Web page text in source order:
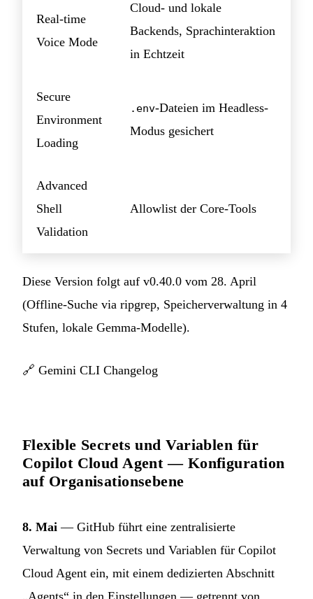
Real-time
Voice Mode
Cloud- und lokale
Backends, Sprachinteraktion
in Echtzeit
Secure
Environment
Loading
.env-Dateien im Headless-
Modus gesichert
Advanced
Shell
Validation
Allowlist der Core-Tools
Diese Version folgt auf v0.40.0 vom 28. April
(Offline-Suche via ripgrep, Speicherverwaltung in 4
Stufen, lokale Gemma-Modelle).
🔗 Gemini CLI Changelog
Flexible Secrets und Variablen für
Copilot Cloud Agent — Konfiguration
auf Organisationsebene
8. Mai — GitHub führt eine zentralisierte
Verwaltung von Secrets und Variablen für Copilot
Cloud Agent ein, mit einem dedizierten Abschnitt